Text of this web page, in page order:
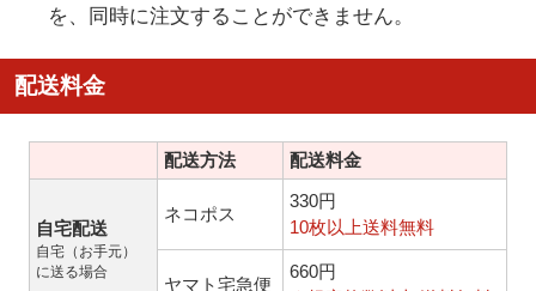
を、同時に注文することができません。
配送料金
配送方法 配送料金
自宅配送
自宅（お手元）
に送る場合
ネコポス
330円
10枚以上送料無料
ヤマト宅急便
660円